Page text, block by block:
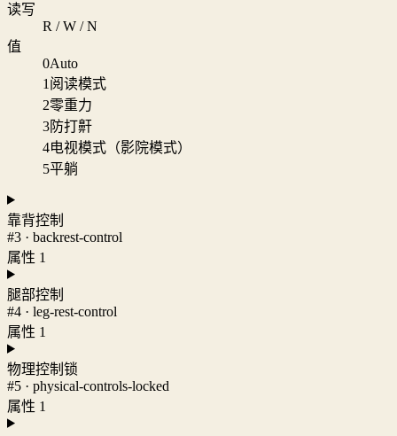
读写
R / W / N
值
0Auto
1 阅读模式
2零重力
3防打鼾
4电视模式（影院模式）
5平躺
靠背控制
#3 · backrest-control
属性 1
腿部控制
#4 · leg-rest-control
属性 1
物理控制锁
#5 · physical-controls-locked
属性 1